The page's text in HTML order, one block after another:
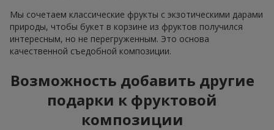
Мы сочетаем классические фрукты с экзотическими дарами
природы, чтобы букет в корзине из фруктов получился
интересным, но не перегруженным. Это основа
качественной съедобной композиции.
Возможность добавить другие
подарки к фруктовой
композиции